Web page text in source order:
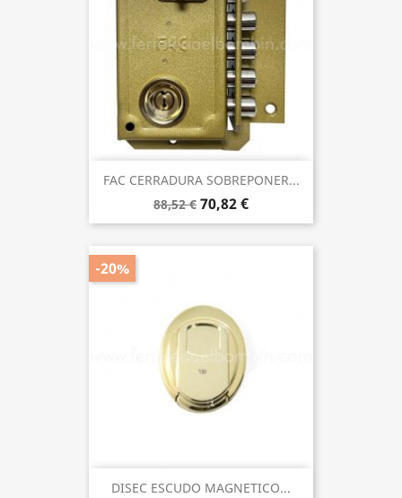
FAC CERRADURA SOBREPONER...
88,52 € 70,82 €
DISEC ESCUDO MAGNETICO...
-20%